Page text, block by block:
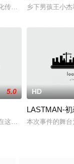
承与滨海旅游资源的
乡下男孩王小
5.0
这样一个世界里：今天
HD
LASTMAN-初
本次事件的舞